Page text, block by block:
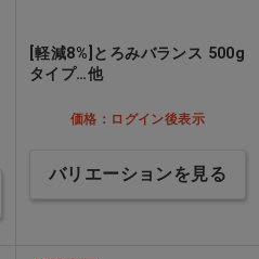
[軽減8%]とろみバランス 500g
タイプ…他
価格：ログイン後表示
バリエーションを見る